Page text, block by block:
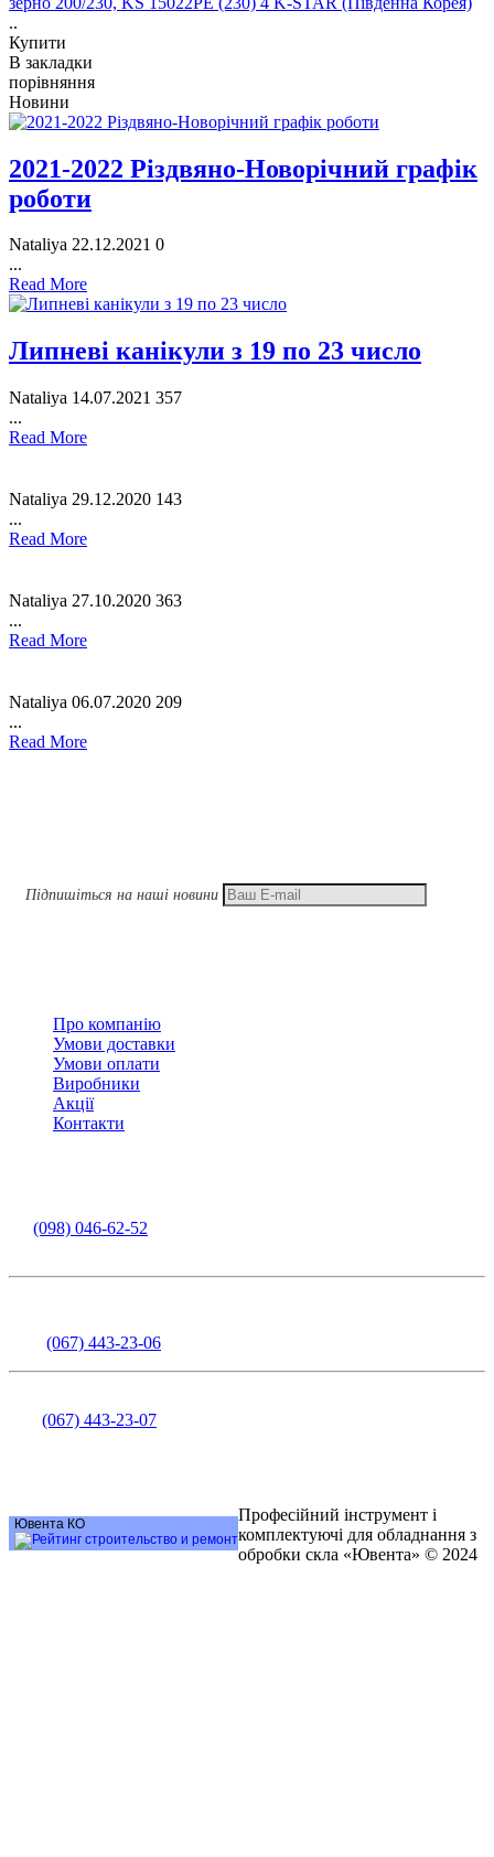
..
Купити
В закладки
порівняння
Новини
2021-2022 Різдвяно-Новорічний графік
роботи
Nataliya 22.12.2021 0
...
Read More
Липневі канікули з 19 по 23 число
Nataliya 14.07.2021 357
...
Read More
Nataliya 29.12.2020 143
...
Read More
Nataliya 27.10.2020 363
...
Read More
Nataliya 06.07.2020 209
...
Read More
Підпишіться на наші новини
Про компанію
Умови доставки
Умови оплати
Виробники
Акції
Контакти
(098) 046-62-52
(067) 443-23-06
(067) 443-23-07
Ювента КО
OKNA.ua
Професійний інструмент і
комплектуючі для обладнання з
обробки скла «Ювента» © 2024